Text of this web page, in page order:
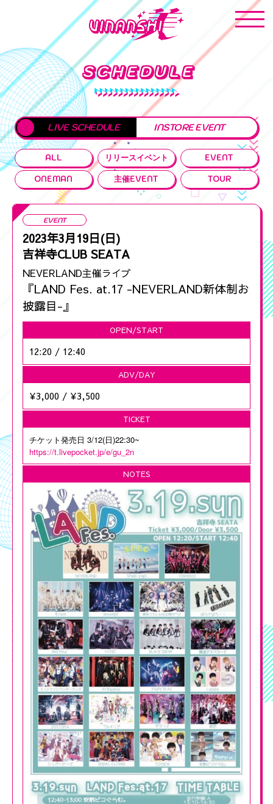
SCHEDULE
LIVE SCHEDULE INSTORE EVENT
ALL リリースイベント EVENT
ONEMAN 主催EVENT TOUR
EVENT
2023年3月19日(日)
吉祥寺CLUB SEATA
NEVERLAND主催ライブ
『LAND Fes. at.17 -NEVERLAND新体制お
披露目-』
OPEN/START
12:20 / 12:40
ADV/DAY
¥3,000 / ¥3,500
TICKET
チケット発売日 3/12(日)22:30~
https://t.livepocket.jp/e/gu_2n
NOTES